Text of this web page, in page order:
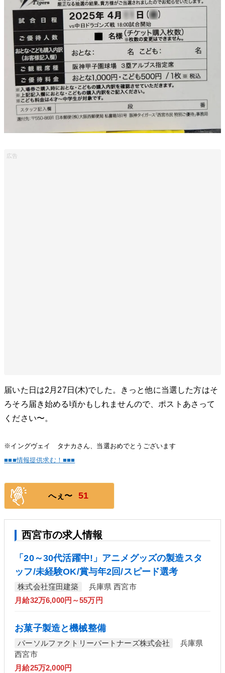
届いた日は2月27日(木)でした。きっと他に当選した方はそ
ろそろ届き始める頃かもしれませんので、ポストあさって
ください〜。
※イングヴェイ タナカさん、当選おめでとうございます
■■■情報提供求む！■■■
へぇ〜 51
西宮市の求人情報
「20～30代活躍中!」アニメグッズの製造スタ
ッフ/未経験OK/賞与年2回/スピード選考
株式会社窪田建築
兵庫県 西宮市
月給32万6,000円～55万円
お菓子製造と機械整備
パーソルファクトリーパートナーズ株式会社
兵庫県
西宮市
月給25万2,000円